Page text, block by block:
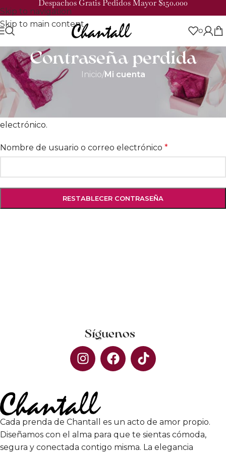
Skip to navigation
Skip to main content
Despachos Gratis Pedidos Mayor $150.000
0
Contraseña perdida
Inicio/Mi cuenta
¿Perdiste tu contraseña? Por favor, introduce tu
nombre de usuario o correo electrónico. Recibirás un
enlace para crear una contraseña nueva por correo
electrónico.
Nombre de usuario o correo electrónico *
RESTABLECER CONTRASEÑA
Síguenos
Cada prenda de Chantall es un acto de amor propio.
Diseñamos con el alma para que te sientas cómoda,
segura y conectada contigo misma. La elegancia